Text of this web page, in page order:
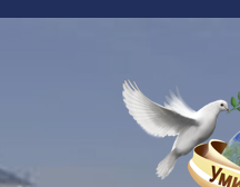
Перейти